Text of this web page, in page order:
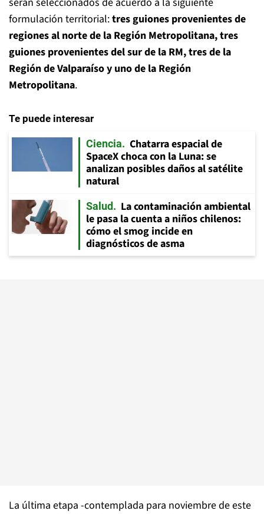
formulación territorial:tres guiones provenientes de
regiones al norte de la Región Metropolitana, tres
guiones provenientes del sur de la RM, tres de la
Región de Valparaíso y uno de la Región
Metropolitana.
Te puede interesar
Ciencia
Chatarra espacial de
SpaceX choca con la Luna: se
analizan posibles daños al satélite
natural
Salud
La contaminación ambiental
le pasa la cuenta a niños chilenos:
cómo el smog incide en
diagnósticos de asma
La última etapa -contemplada para noviembre de este